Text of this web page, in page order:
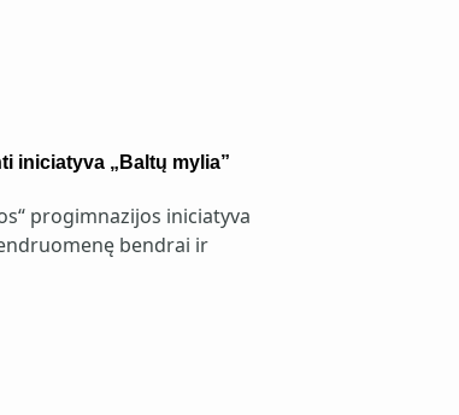
iniciatyva „Baltų mylia”
progimnazijos iniciatyva
bendrai ir